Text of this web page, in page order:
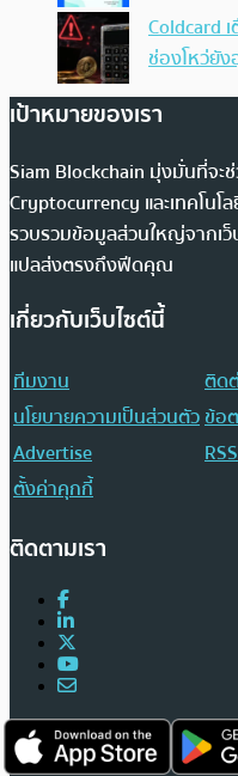
Coldcard
ช่องโหว่ยัง
เป้าหมายของเรา
Siam Blockchain มุ่งมั่นที่จะ
Cryptocurrency และเทคโนโ
รวบรวมข้อมูลส่วนใหญ่จากเว็
แปลส่งตรงถึงฟีดคุณ
เกี่ยวกับเว็บไซต์นี้
ทีมงาน
ติด
นโยบายความเป็นส่วนตัวข้อ
Advertise
RSS
ตั้งค่าคุกกี้
ติดตามเรา